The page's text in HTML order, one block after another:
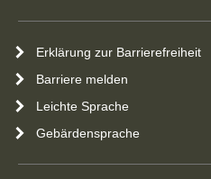
Erklärung zur Barrierefreiheit
Barriere melden
Leichte Sprache
Gebärdensprache